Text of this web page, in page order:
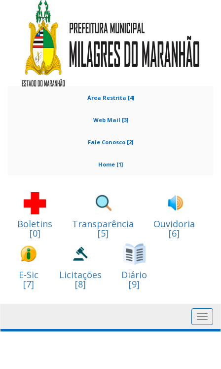
Área Restrita [4]
Web Mail [3]
Fale Conosco [2]
Home [1]
Boletins
[0]
Transparência
[5]
Ouvidoria
[6]
E-Sic
[7]
Licitações
[8]
Diário
[9]